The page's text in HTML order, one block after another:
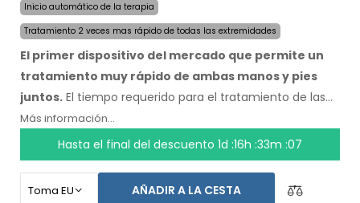
Inicio automático de la terapia
Tratamiento 2 veces mas rápido de todas las extremidades
El primer dispositivo del mercado que permite un
tratamiento muy rápido de ambas manos y pies
juntos. El tiempo requerido para el tratamiento de las
cuatro extremidades fue reducido a la mitad, a un
máximo de 24 minutos, y la duración y velocidad de los
efectos se mantienen. Con el sistema automático no
depende de ninguna otra persona. Tenga sus manos,
Más información...
Hasta el final del descuento 1d :16h :33m :06
AÑADIR A LA CESTA